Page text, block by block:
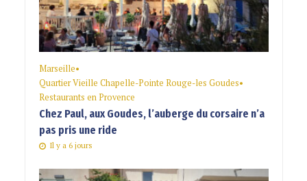
Marseille•
Quartier Vieille Chapelle-Pointe Rouge-les Goudes•
Restaurants en Provence
Chez Paul, aux Goudes, l’auberge du corsaire n’a
pas pris une ride
Il y a 6 jours